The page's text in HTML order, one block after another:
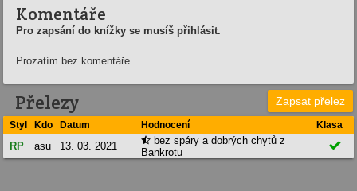
Komentáře
Pro zapsání do knížky se musíš přihlásit.
Prozatím bez komentáře.
Přelezy Zapsat přelez
Styl Kdo Datum Hodnocení Klasa
RP asu 13. 03. 2021  bez spáry a dobrých chytů z
Bankrotu
